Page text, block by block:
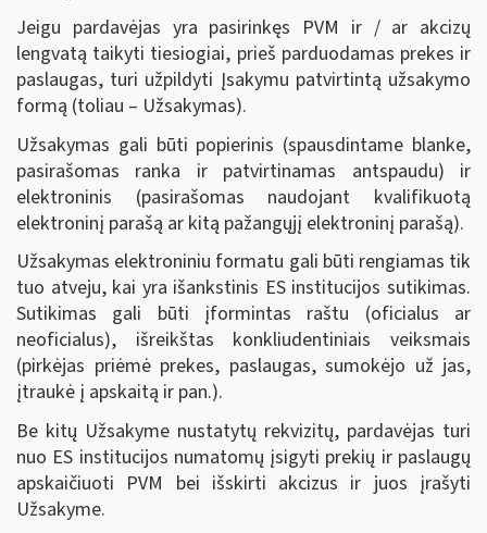
Jeigu pardavėjas yra pasirinkęs PVM ir / ar akcizų
lengvatą taikyti tiesiogiai, prieš parduodamas prekes ir
paslaugas, turi užpildyti Įsakymu patvirtintą užsakymo
formą (toliau – Užsakymas).
Užsakymas gali būti popierinis (spausdintame blanke,
pasirašomas ranka ir patvirtinamas antspaudu) ir
elektroninis (pasirašomas naudojant kvalifikuotą
elektroninį parašą ar kitą pažangųjį elektroninį parašą).
Užsakymas elektroniniu formatu gali būti rengiamas tik
tuo atveju, kai yra išankstinis ES institucijos sutikimas.
Sutikimas gali būti įformintas raštu (oficialus ar
neoficialus), išreikštas konkliudentiniais veiksmais
(pirkėjas priėmė prekes, paslaugas, sumokėjo už jas,
įtraukė į apskaitą ir pan.).
Be kitų Užsakyme nustatytų rekvizitų, pardavėjas turi
nuo ES institucijos numatomų įsigyti prekių ir paslaugų
apskaičiuoti PVM bei išskirti akcizus ir juos įrašyti
Užsakyme.